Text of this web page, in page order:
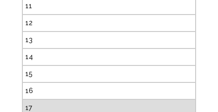
11
12
13
14
15
16
17